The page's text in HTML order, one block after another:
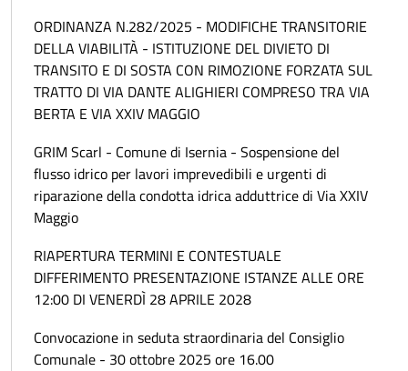
ORDINANZA N.282/2025 - MODIFICHE TRANSITORIE
DELLA VIABILITÀ - ISTITUZIONE DEL DIVIETO DI
TRANSITO E DI SOSTA CON RIMOZIONE FORZATA SUL
TRATTO DI VIA DANTE ALIGHIERI COMPRESO TRA VIA
BERTA E VIA XXIV MAGGIO
GRIM Scarl - Comune di Isernia - Sospensione del
flusso idrico per lavori imprevedibili e urgenti di
riparazione della condotta idrica adduttrice di Via XXIV
Maggio
RIAPERTURA TERMINI E CONTESTUALE
DIFFERIMENTO PRESENTAZIONE ISTANZE ALLE ORE
12:00 DI VENERDÌ 28 APRILE 2028
Convocazione in seduta straordinaria del Consiglio
Comunale - 30 ottobre 2025 ore 16.00